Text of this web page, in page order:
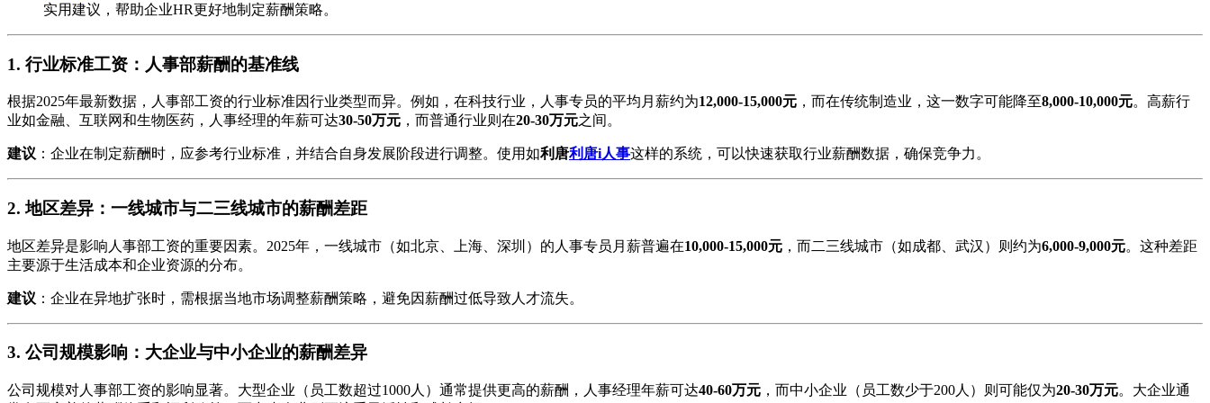
实用建议，帮助企业HR更好地制定薪酬策略。
1. 行业标准工资：人事部薪酬的基准线
根据2025年最新数据，人事部工资的行业标准因行业类型而异。例如，在科技行业，人事专员的平均月薪约为12,000-15,000元 ，而在传统制造业，这一数字可能降至8,000-10,000元。高薪行
业如金融、互联网和生物医药，人事经理的年薪可达30-50万元 ，而普通行业则在20-30万元之间。
建议 ：企业在制定薪酬时，应参考行业标准，并结合自身发展阶段进行调整。使用如利唐利唐i人事这样的系统，可以快速获取行业薪酬数据，确保竞争力。
2. 地区差异：一线城市与二三线城市的薪酬差距
地区差异是影响人事部工资的重要因素。2025年，一线城市（如北京、上海、深圳）的人事专员月薪普遍在10,000-15,000元 ，而二三线城市（如成都、武汉）则约为6,000-9,000元。这种差距
主要源于生活成本和企业资源的分布。
建议 ：企业在异地扩张时，需根据当地市场调整薪酬策略，避免因薪酬过低导致人才流失。
3. 公司规模影响：大企业与中小企业的薪酬差异
公司规模对人事部工资的影响显著。大型企业（员工数超过1000人）通常提供更高的薪酬，人事经理年薪可达40-60万元 ，而中小企业（员工数少于200人）则可能仅为20-30万元。大企业通